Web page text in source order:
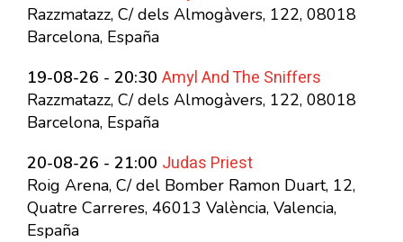
Razzmatazz, C/ dels Almogàvers, 122, 08018
Barcelona, España
19-08-26 - 20:30 Amyl And The Sniffers
Razzmatazz, C/ dels Almogàvers, 122, 08018
Barcelona, España
20-08-26 - 21:00 Judas Priest
Roig Arena, C/ del Bomber Ramon Duart, 12,
Quatre Carreres, 46013 València, Valencia,
España